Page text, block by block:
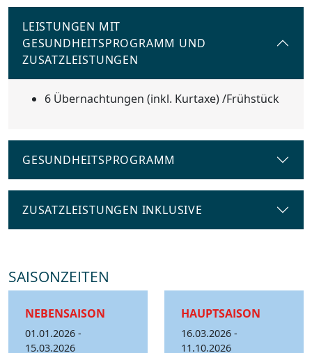
LEISTUNGEN MIT
GESUNDHEITSPROGRAMM UND
ZUSATZLEISTUNGEN
6 Übernachtungen (inkl. Kurtaxe) /Frühstück
GESUNDHEITSPROGRAMM
ZUSATZLEISTUNGEN INKLUSIVE
SAISONZEITEN
NEBENSAISON
01.01.2026 -
15.03.2026
HAUPTSAISON
16.03.2026 -
11.10.2026